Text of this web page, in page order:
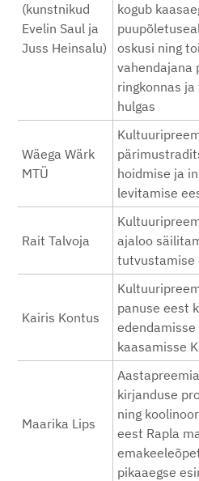
(kunstnikud
Evelin Saul ja
Juss Heinsalu)
kogub
oskusi ning
vahendajana
ringkonnas
hulgas
Wäega Wärk
MTÜ
hoidmise ja
levitamise
Rait Talvoja
ajaloo
tutvustamise
Kairis Kontus
panuse eest
edendamisse
kaasamisse
Maarika Lips
kirjanduse
ning
eest Rapla
pikaaegse